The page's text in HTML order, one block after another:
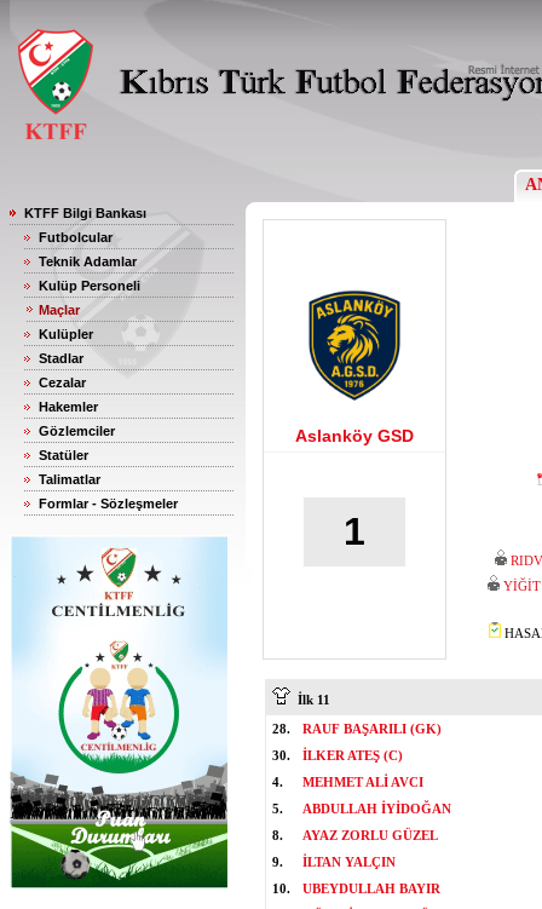
KTFF Bilgi Bankası
Futbolcular
Teknik Adamlar
Kulüp Personeli
Maçlar
Kulüpler
Stadlar
Cezalar
Hakemler
Gözlemciler
Statüler
Talimatlar
Formlar - Sözleşmeler
Aslanköy GSD
1
YİĞİT
İlk 11
28.
RAUF BAŞARILI (GK)
30.
İLKER ATEŞ (C)
4.
MEHMET ALİ AVCI
5.
ABDULLAH İYİDOĞAN
8.
AYAZ ZORLU GÜZEL
9.
İLTAN YALÇIN
10.
UBEYDULLAH BAYIR